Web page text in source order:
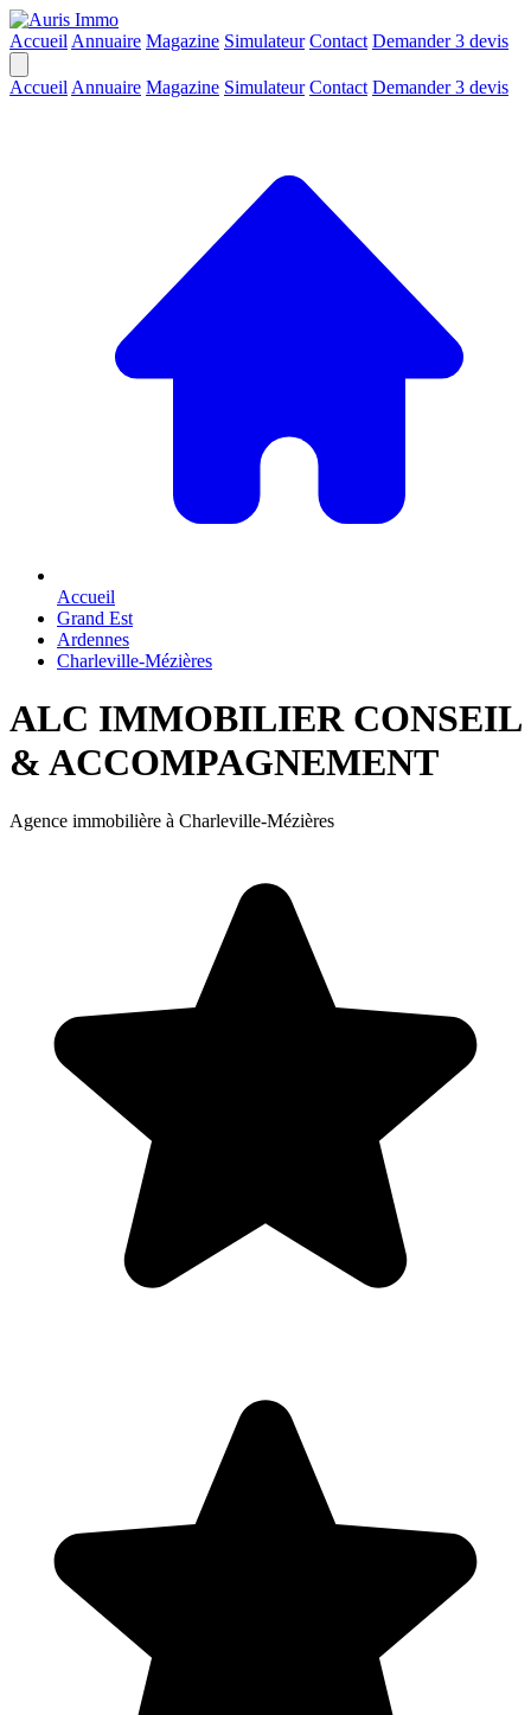
Accueil Annuaire Magazine Simulateur Contact Demander 3 devis
Accueil Annuaire Magazine Simulateur Contact Demander 3 devis
Accueil
Grand Est
Ardennes
Charleville-Mézières
ALC IMMOBILIER CONSEIL
& ACCOMPAGNEMENT
Agence immobilière à Charleville-Mézières